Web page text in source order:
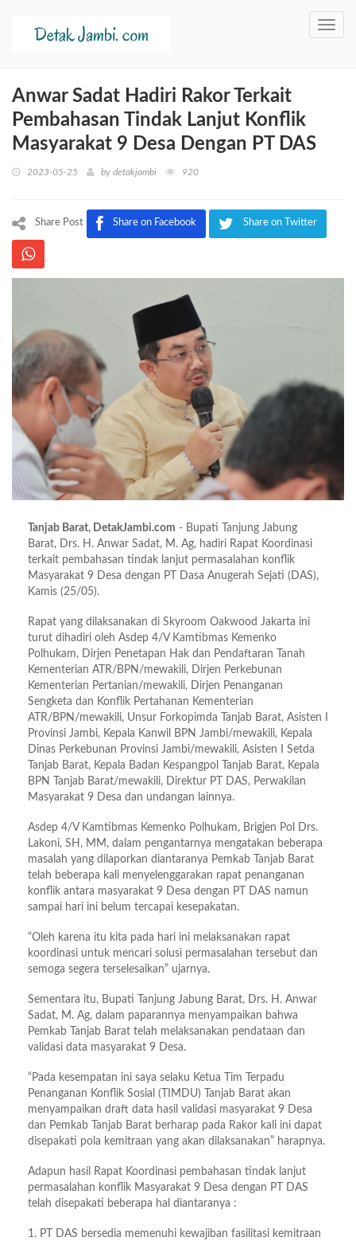
Anwar Sadat Hadiri Rakor Terkait
Pembahasan Tindak Lanjut Konflik
Masyarakat 9 Desa Dengan PT DAS
2023-05-25 by detakjambi 920
Share Post Share on Facebook Share on Twitter
Tanjab Barat, DetakJambi.com - Bupati Tanjung Jabung
Barat, Drs. H. Anwar Sadat, M. Ag, hadiri Rapat Koordinasi
terkait pembahasan tindak lanjut permasalahan konflik
Masyarakat 9 Desa dengan PT Dasa Anugerah Sejati (DAS),
Kamis (25/05).
Rapat yang dilaksanakan di Skyroom Oakwood Jakarta ini
turut dihadiri oleh Asdep 4/V Kamtibmas Kemenko
Polhukam, Dirjen Penetapan Hak dan Pendaftaran Tanah
Kementerian ATR/BPN/mewakili, Dirjen Perkebunan
Kementerian Pertanian/mewakili, Dirjen Penanganan
Sengketa dan Konflik Pertahanan Kementerian
ATR/BPN/mewakili, Unsur Forkopimda Tanjab Barat, Asisten I
Provinsi Jambi, Kepala Kanwil BPN Jambi/mewakili, Kepala
Dinas Perkebunan Provinsi Jambi/mewakili, Asisten I Setda
Tanjab Barat, Kepala Badan Kespangpol Tanjab Barat, Kepala
BPN Tanjab Barat/mewakili, Direktur PT DAS, Perwakilan
Masyarakat 9 Desa dan undangan lainnya.
Asdep 4/V Kamtibmas Kemenko Polhukam, Brigjen Pol Drs.
Lakoni, SH, MM, dalam pengantarnya mengatakan beberapa
masalah yang dilaporkan diantaranya Pemkab Tanjab Barat
telah beberapa kali menyelenggarakan rapat penanganan
konflik antara masyarakat 9 Desa dengan PT DAS namun
sampai hari ini belum tercapai kesepakatan.
“Oleh karena itu kita pada hari ini melaksanakan rapat
koordinasi untuk mencari solusi permasalahan tersebut dan
semoga segera terselesaikan” ujarnya.
Sementara itu, Bupati Tanjung Jabung Barat, Drs. H. Anwar
Sadat, M. Ag, dalam paparannya menyampaikan bahwa
Pemkab Tanjab Barat telah melaksanakan pendataan dan
validasi data masyarakat 9 Desa.
“Pada kesempatan ini saya selaku Ketua Tim Terpadu
Penanganan Konflik Sosial (TIMDU) Tanjab Barat akan
menyampaikan draft data hasil validasi masyarakat 9 Desa
dan Pemkab Tanjab Barat berharap pada Rakor kali ini dapat
disepakati pola kemitraan yang akan dilaksanakan” harapnya.
Adapun hasil Rapat Koordinasi pembahasan tindak lanjut
permasalahan konflik Masyarakat 9 Desa dengan PT DAS
telah disepakati beberapa hal diantaranya :
1. PT DAS bersedia memenuhi kewajiban fasilitasi kemitraan